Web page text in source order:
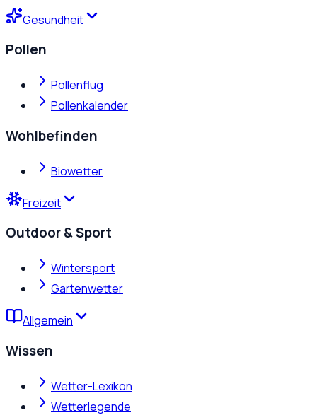
Gesundheit
Pollen
Pollenflug
Pollenkalender
Wohlbefinden
Biowetter
Freizeit
Outdoor & Sport
Wintersport
Gartenwetter
Allgemein
Wissen
Wetter-Lexikon
Wetterlegende